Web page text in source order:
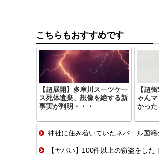
こちらもおすすめです
【超展開】多摩川スーツケー
ス死体遺棄、想像を絶する新
事実が判明・・・
【超
ゃん
かった
神社に住み着いていたネパール国
【ヤバい】100件以上の窃盗をし